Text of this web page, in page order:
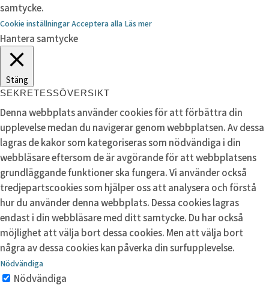
samtycke.
Cookie inställningarAcceptera alla Läs mer
Hantera samtycke
Stäng
SEKRETESSÖVERSIKT
Denna webbplats använder cookies för att förbättra din
upplevelse medan du navigerar genom webbplatsen. Av dessa
lagras de kakor som kategoriseras som nödvändiga i din
webbläsare eftersom de är avgörande för att webbplatsens
grundläggande funktioner ska fungera. Vi använder också
tredjepartscookies som hjälper oss att analysera och förstå
hur du använder denna webbplats. Dessa cookies lagras
endast i din webbläsare med ditt samtycke. Du har också
möjlighet att välja bort dessa cookies. Men att välja bort
några av dessa cookies kan påverka din surfupplevelse.
Nödvändiga
Nödvändiga